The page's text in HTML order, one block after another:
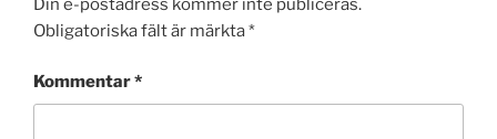
Obligatoriska fält är märkta*
Kommentar*